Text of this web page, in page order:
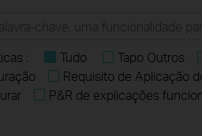
: Tudo Tapo Outros
Requisito de Aplicação
P&R de explicações